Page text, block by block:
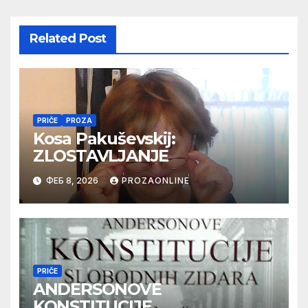
Related Post
PRIČE PROZA
Kosa Pakuševskij:
ZLOSTAVLJANJE
ФЕБ 8, 2026 PROZAONLINE
PRIČE
ANDERSONOVE